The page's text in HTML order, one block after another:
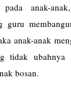
anak-
guru
anak-anak
tidak ubahnya
bosan.